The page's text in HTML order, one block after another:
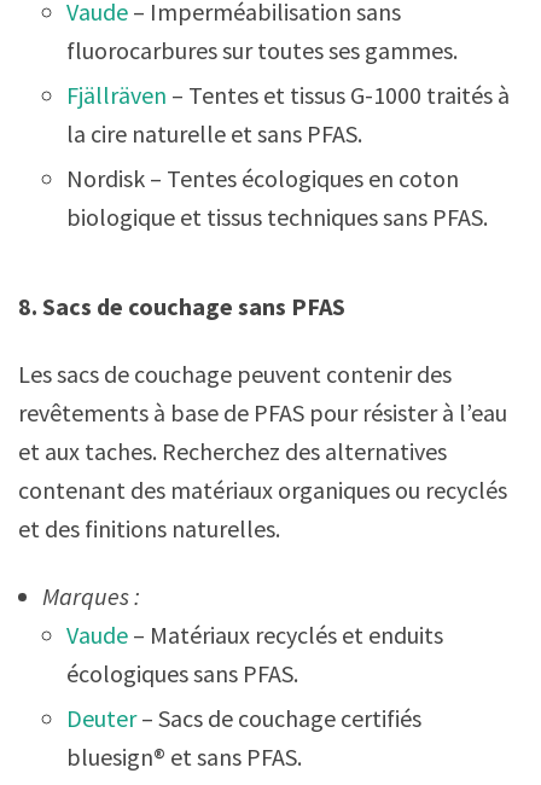
Vaude – Imperméabilisation sans
fluorocarbures sur toutes ses gammes.
Fjällräven – Tentes et tissus G-1000 traités à
la cire naturelle et sans PFAS.
Nordisk – Tentes écologiques en coton
biologique et tissus techniques sans PFAS.
8. Sacs de couchage sans PFAS
Les sacs de couchage peuvent contenir des
revêtements à base de PFAS pour résister à l’eau
et aux taches. Recherchez des alternatives
contenant des matériaux organiques ou recyclés
et des finitions naturelles.
Marques :
Vaude – Matériaux recyclés et enduits
écologiques sans PFAS.
Deuter– Sacs de couchage certifiés
bluesign® et sans PFAS.